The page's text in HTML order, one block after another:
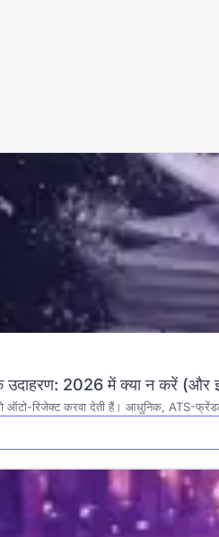
उदाहरण: 2026 में क्या न करें (और
ऑटो-रिजेक्ट करवा देती हैं। आधुनिक, ATS-